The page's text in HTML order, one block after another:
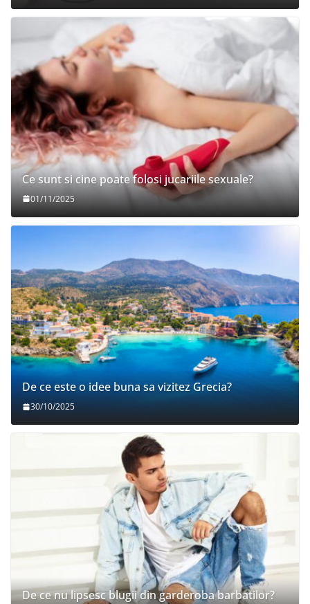
Ce sunt si cine poate folosi jucariile sexuale?
01/11/2025
De ce este o idee buna sa vizitez Grecia?
30/10/2025
De ce nu lipsesc blugii din garderoba barbatilor?